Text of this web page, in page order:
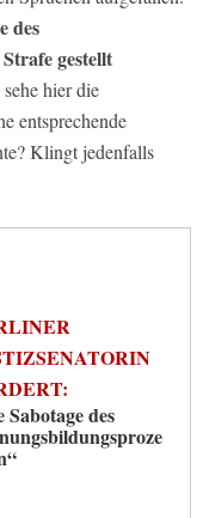
des
gestellt
hier die
entsprechende
Klingt jedenfalls
Sabotage des